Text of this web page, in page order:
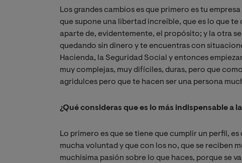
Los grandes cambios es que primero es tu
que supone una libertad increíble, que es lo que
aparte de, evidentemente, el propósito; y la otra
quedando sin dinero y te encuentras con
Hacienda, la Seguridad Social y entonces
muy complejas, muy difíciles, duras, pero que
agridulces pero que te hacen ser una persona
¿Qué consideras que es lo más indispensable a
Lo primero es que se tiene que cumplir un perfil,
mucha voluntad y que con los no, que se reciben
muchísima pasión sobre lo que haces, porque se